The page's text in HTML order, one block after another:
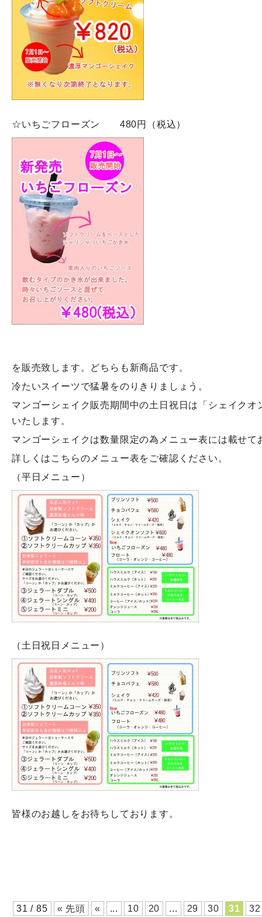
☆いちごフローズン 480円（税込）
を販売致します。どちらも新商品です。
冷たいスイーツで猛暑をのりきりましょう。
マンゴーシェイク販売期間中の土日祝日は「シェイクオ
いたします。
マンゴーシェイクは数量限定の為メニュー表には載せて
詳しくはこちらのメニュー表をご確認ください。
（平日メニュー）
（土日祝日メニュー）
皆様のお越しをお待ちしております。
31 / 85 « 先頭 « ... 10 20 ... 29 30 31 32